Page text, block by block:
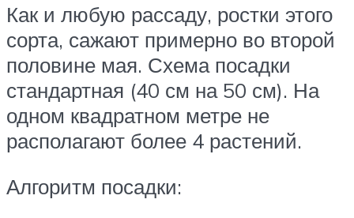
Как и любую рассаду, ростки этого
сорта, сажают примерно во второй
половине мая. Схема посадки
стандартная (40 см на 50 см). На
одном квадратном метре не
располагают более 4 растений.
Алгоритм посадки: